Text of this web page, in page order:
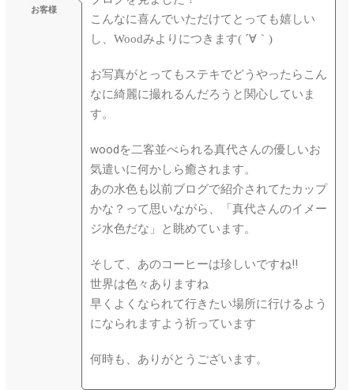
お客様
こんなに喜んでいただけてとっても嬉しい
し、Woodみよりにつきます( ´∀｀)
お写真がとってもステキでどうやったらこん
なに綺麗に撮れるんだろうと関心していま
す。
woodを二客並べられる真代さんの優しいお
気遣いに何かしら癒されます。
あの水色も以前ブログで紹介されてたカップ
かな？って思いながら 、「真代さんのイメー
ジ水色だな」と眺めています。
そして、あのコーヒーは珍しいですね‼️
世界は色々ありますね
早くよくなられて行きたい場所に行けるよう
になられますよう祈っています
何時も、ありがとうございます。